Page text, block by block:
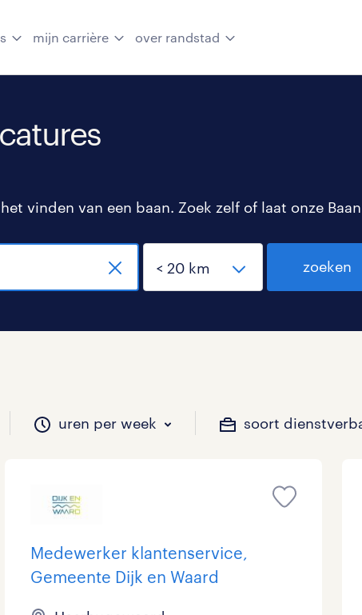
mijn carrière over randstad
vinden van een baan. Zoek zelf of laat onze
zoeken
uren per week soort
werken?
Beveiliging 0
Geen 3
werken?
9 - 16 uur 2
jij willen?
Tijdelijk 9
Medewerker klantenservice,
Gemeente Dijk en Waard